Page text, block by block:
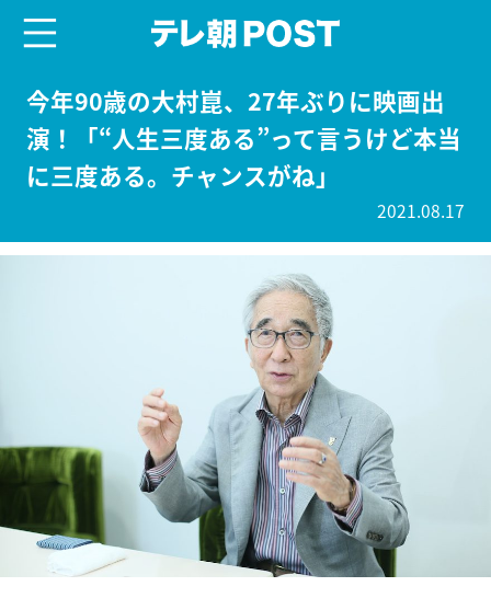
今年90歳の大村崑、27年ぶりに映画出
演！「“人生三度ある”って言うけど本当
に三度ある。チャンスがね」
2021.08.17